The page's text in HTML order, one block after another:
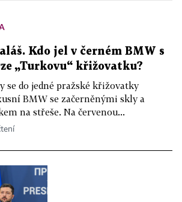
Kdo jel v černém BMW s
„Turkovu“ křižovatku?
se do jedné pražské křižovatky
BMW se začerněnými skly a
na střeše. Na červenou...